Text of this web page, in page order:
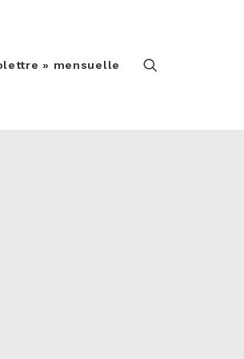
» mensuelle